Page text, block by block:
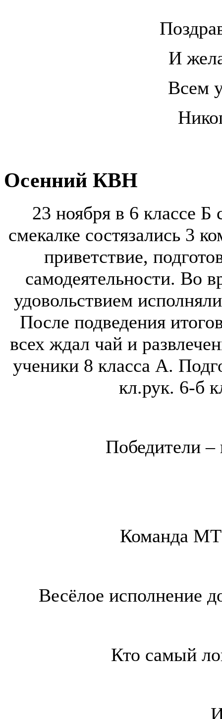
И
Всем
Осенний КВН
23 ноября в 6 классе
смекалке состязались 3
приветствие,
самодеятельности. Во
удовольствием
После подведения
всех ждал чай и
ученики 8 класса А.
кл.рук. 6-б
Победители
Команда
Весёлое исполнение
Кто самый